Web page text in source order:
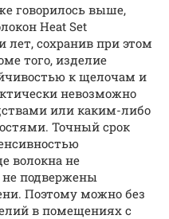
говорилось выше,
Heat Set
лет, сохранив при этом
того, изделие
к щелочам и
невозможно
или каким-либо
Точный срок
волокна не
подвержены
Поэтому можно без
в помещениях с